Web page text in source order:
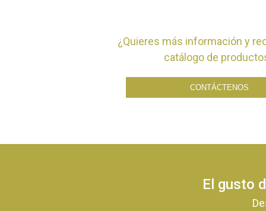
¿Quieres más información y
catálogo de
CONTÁCTENOS
El gusto